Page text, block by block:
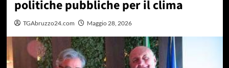
politiche pubbliche per il clima
TGAbruzzo24.com Maggio 28, 2026